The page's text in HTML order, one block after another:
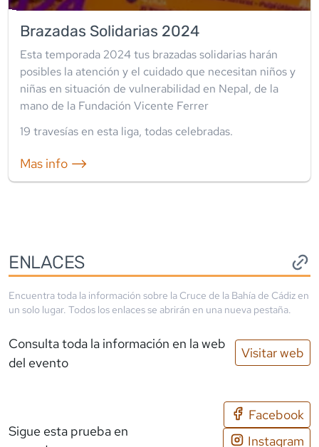
Brazadas Solidarias 2024
Esta temporada 2024 tus brazadas solidarias harán
posibles la atención y el cuidado que necesitan niños y
niñas en situación de vulnerabilidad en Nepal, de la
mano de la Fundación Vicente Ferrer
19 travesías en esta liga, todas celebradas.
Mas info ⟶
ENLACES
Encuentra toda la información sobre la Cruce de la Bahía de Cádiz en
un solo lugar. Todos los enlaces se abrirán en una nueva pestaña.
Consulta toda la información en la web
del evento
Visitar web
Sigue esta prueba en
Facebook
Instagram